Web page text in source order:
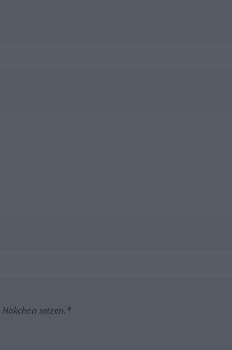
setzen.*